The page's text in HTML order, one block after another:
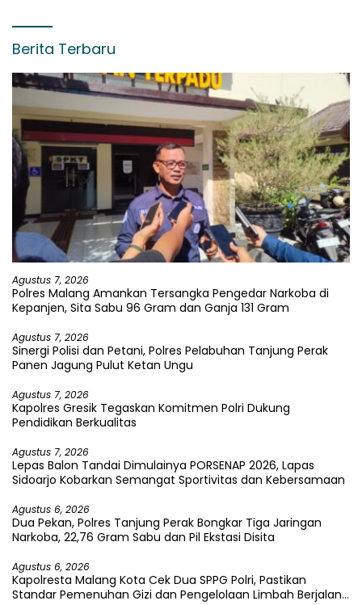
Berita Terbaru
Agustus 7, 2026
Polres Malang Amankan Tersangka Pengedar Narkoba di
Kepanjen, Sita Sabu 96 Gram dan Ganja 131 Gram
Agustus 7, 2026
Sinergi Polisi dan Petani, Polres Pelabuhan Tanjung Perak
Panen Jagung Pulut Ketan Ungu
Agustus 7, 2026
Kapolres Gresik Tegaskan Komitmen Polri Dukung
Pendidikan Berkualitas
Agustus 7, 2026
Lepas Balon Tandai Dimulainya PORSENAP 2026, Lapas
Sidoarjo Kobarkan Semangat Sportivitas dan Kebersamaan
Agustus 6, 2026
Dua Pekan, Polres Tanjung Perak Bongkar Tiga Jaringan
Narkoba, 22,76 Gram Sabu dan Pil Ekstasi Disita
Agustus 6, 2026
Kapolresta Malang Kota Cek Dua SPPG Polri, Pastikan
Standar Pemenuhan Gizi dan Pengelolaan Limbah Berjalan